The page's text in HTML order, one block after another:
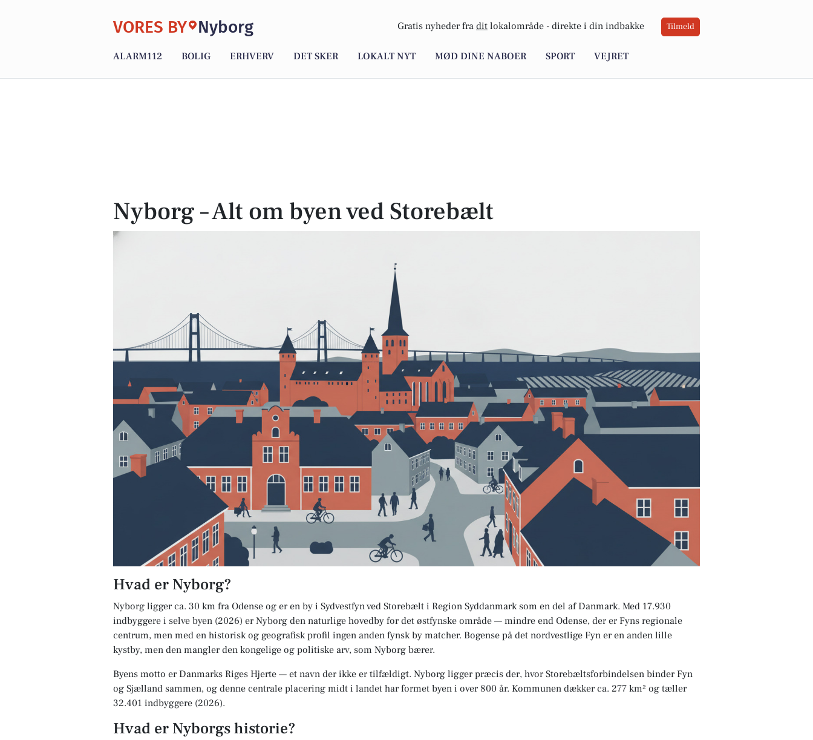
VORES BY Nyborg Gratis nyheder fra dit lokalområde - direkte i din indbakke Tilmeld
ALARM112 BOLIG ERHVERV DET SKER LOKALT NYT MØD DINE NABOER SPORT VEJRET
Nyborg – Alt om byen ved Storebælt
Hvad er Nyborg?
Nyborg ligger ca. 30 km fra Odense og er en by i Sydvestfyn ved Storebælt i Region Syddanmark som en del af Danmark. Med 17.930
indbyggere i selve byen (2026) er Nyborg den naturlige hovedby for det østfynske område — mindre end Odense, der er Fyns regionale
centrum, men med en historisk og geografisk profil ingen anden fynsk by matcher. Bogense på det nordvestlige Fyn er en anden lille
kystby, men den mangler den kongelige og politiske arv, som Nyborg bærer.
Byens motto er Danmarks Riges Hjerte — et navn der ikke er tilfældigt. Nyborg ligger præcis der, hvor Storebæltsforbindelsen binder Fyn
og Sjælland sammen, og denne centrale placering midt i landet har formet byen i over 800 år. Kommunen dækker ca. 277 km² og tæller
32.401 indbyggere (2026).
Hvad er Nyborgs historie?